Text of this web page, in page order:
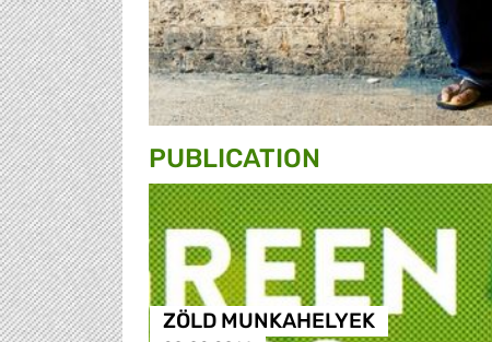
PUBLICATION
ZÖLD MUNKAHELYEK